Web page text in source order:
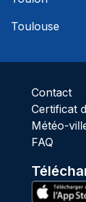
Toulouse
Contact
Certificat
Météo-
FAQ